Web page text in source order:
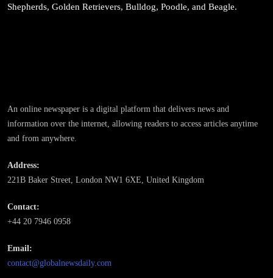
महाकुम्भ मेलामा भाइरल भएकी युवती मोनालिसाले गरिन्-
Shepherds, Golden Retrievers, Bulldog, Poodle, and Beagle.
An online newspaper is a digital platform that delivers news and
information over the internet, allowing readers to access articles anytime
and from anywhere.
Address:
221B Baker Street, London NW1 6XE, United Kingdom
Contact:
+44 20 7946 0958
Email:
contact@globalnewsdaily.com